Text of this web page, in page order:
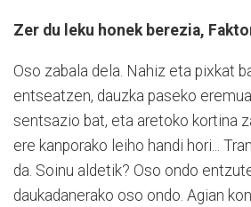
Zer du leku honek berezia,
Oso zabala dela. Nahiz eta pixkat
entseatzen, dauzka paseko
sentsazio bat, eta aretoko kortina
ere kanporako leiho handi hori...
da. Soinu aldetik? Oso ondo
daukadanerako oso ondo. Agian